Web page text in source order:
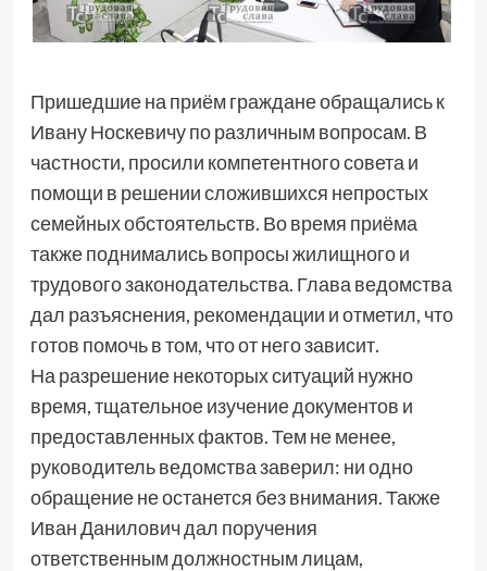
Пришедшие на приём граждане обращались к
Ивану Носкевичу по различным вопросам. В
частности, просили компетентного совета и
помощи в решении сложившихся непростых
семейных обстоятельств. Во время приёма
также поднимались вопросы жилищного и
трудового законодательства. Глава ведомства
дал разъяснения, рекомендации и отметил, что
готов помочь в том, что от него зависит.
На разрешение некоторых ситуаций нужно
время, тщательное изучение документов и
предоставленных фактов. Тем не менее,
руководитель ведомства заверил: ни одно
обращение не останется без внимания. Также
Иван Данилович дал поручения
ответственным должностным лицам,